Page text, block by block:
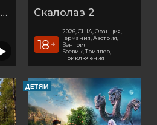
Лунтик. Обратная сторона Луны Скалолаз 2
18 +
2026, США, Франция,
Германия, Австрия,
Венгрия
Боевик, Триллер,
Приключения
ДЕТЯМ